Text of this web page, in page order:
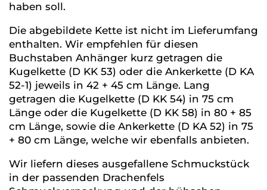
haben soll.
Die abgebildete Kette ist nicht im Lieferumfang
enthalten. Wir empfehlen für diesen
Buchstaben Anhänger kurz getragen die
Kugelkette (D KK 53) oder die Ankerkette (D KA
52-1) jeweils in 42 + 45 cm Länge. Lang
getragen die Kugelkette (D KK 54) in 75 cm
Länge oder die Kugelkette (D KK 58) in 80 + 85
cm Länge, sowie die Ankerkette (D KA 52) in 75
+ 80 cm Länge, welche wir ebenfalls anbieten.
Wir liefern dieses ausgefallene Schmuckstück
in der passenden Drachenfels